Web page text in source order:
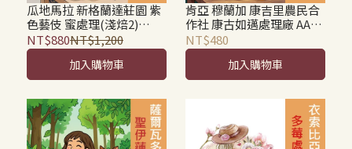
瓜地馬拉 新格蘭達莊園 紫
色藝伎 蜜處理(淺焙2)
Guatemala Finca Nueva
Granada Geisha Honey
NT$880NT$1,200
加入購物車
肯亞 穆蘭加 康吉里農民合
作社 康古如邁處理廠 AA
Top(淺焙2) Kenya
Murang'a Kangiri FCS
Kangurumai Factory AA
Top
NT$480
加入購物車